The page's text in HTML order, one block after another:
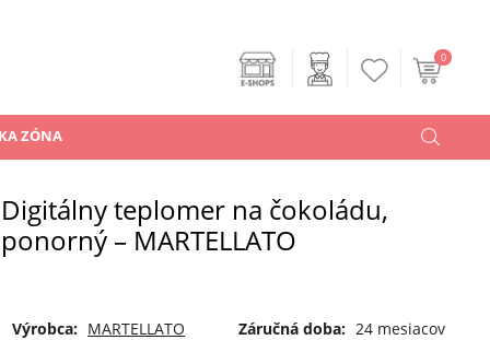
ZÓNA
0
Digitálny teplomer na čokoládu,
ponorný – MARTELLATO
Výrobca: MARTELLATO Záručná doba: 24 mesiacov